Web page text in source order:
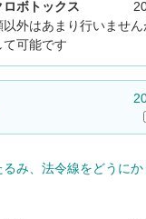
ロボトックス
以外はあまり行いませ
て可能です
るみ、法令線をどうに